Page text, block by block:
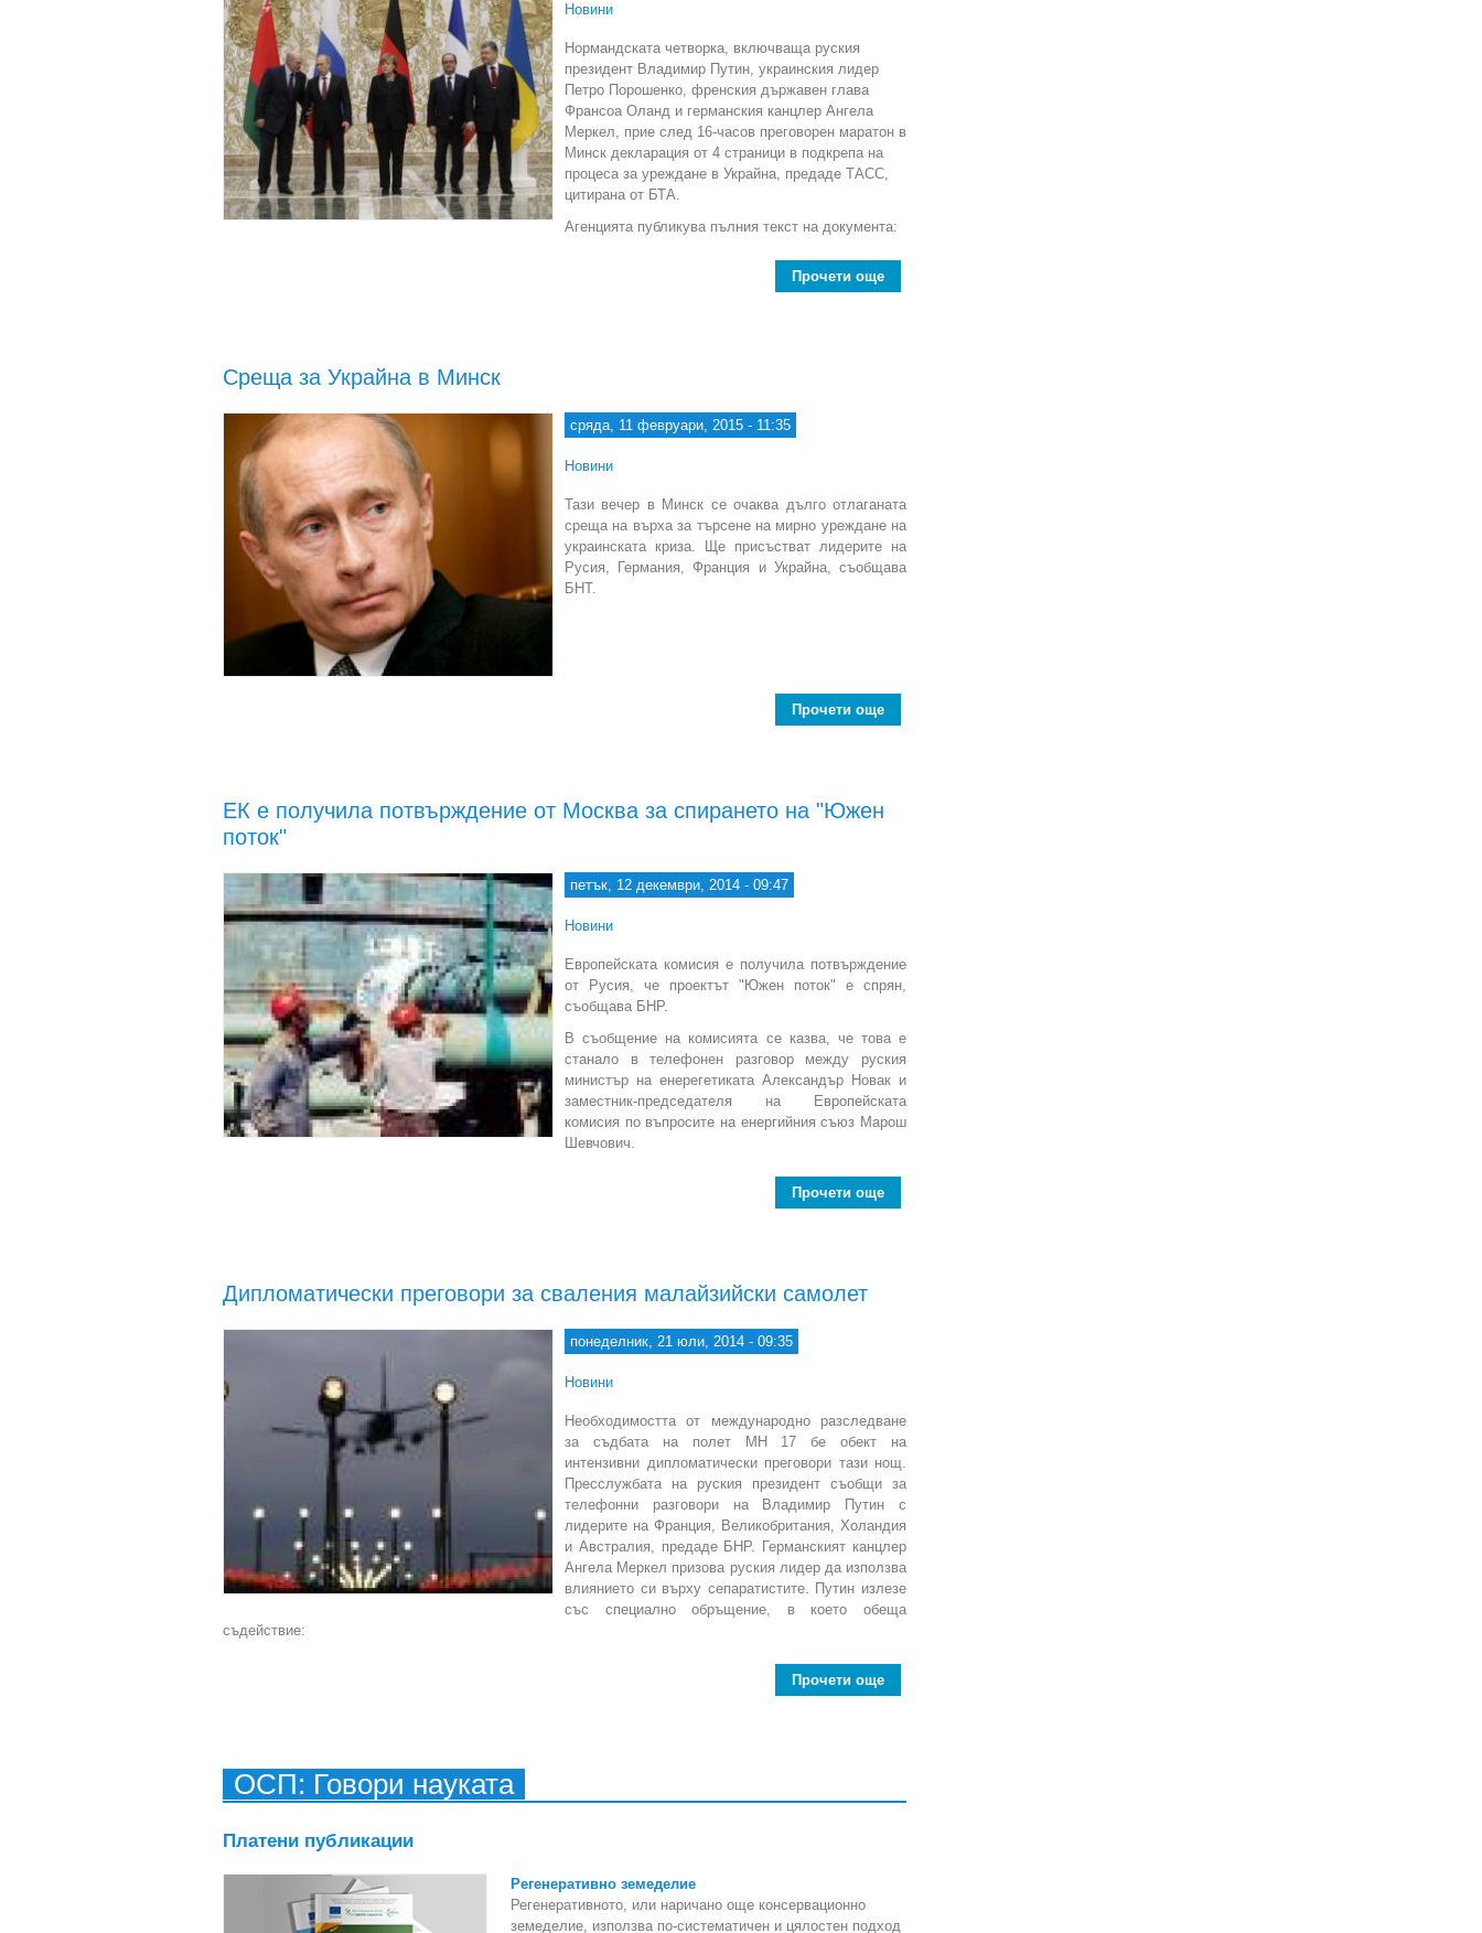
Новини
Нормандската четворка, включваща руския
президент Владимир Путин, украинския лидер
Петро Порошенко, френския държавен глава
Франсоа Оланд и германския канцлер Ангела
Меркел, прие след 16-часов преговорен маратон в
Минск декларация от 4 страници в подкрепа на
процеса за уреждане в Украйна, предаде ТАСС,
цитирана от БТА.
Агенцията публикува пълния текст на документа:
Прочети още
Среща за Украйна в Минск
сряда, 11 февруари, 2015 - 11:35
Новини
Тази вечер в Минск се очаква дълго отлаганата
среща на върха за търсене на мирно уреждане на
украинската криза. Ще присъстват лидерите на
Русия, Германия, Франция и Украйна, съобщава
БНТ.
Прочети още
ЕК е получила потвърждение от Москва за спирането на "Южен
поток"
петък, 12 декември, 2014 - 09:47
Новини
Европейската комисия е получила потвърждение
от Русия, че проектът "Южен поток" е спрян,
съобщава БНР.
В съобщение на комисията се казва, че това е
станало в телефонен разговор между руския
министър на енерегетиката Александър Новак и
заместник-председателя на Европейската
комисия по въпросите на енергийния съюз Марош
Шевчович.
Прочети още
Дипломатически преговори за сваления малайзийски самолет
понеделник, 21 юли, 2014 - 09:35
Новини
Необходимостта от международно разследване
за съдбата на полет МН 17 бе обект на
интензивни дипломатически преговори тази нощ.
Пресслужбата на руския президент съобщи за
телефонни разговори на Владимир Путин с
лидерите на Франция, Великобритания, Холандия
и Австралия, предаде БНР. Германският канцлер
Ангела Меркел призова руския лидер да използва
влиянието си върху сепаратистите. Путин излезе
със специално обръщение, в което обеща
съдействие:
Прочети още
ОСП: Говори науката
Платени публикации
Регенеративно земеделие
Регенеративното, или наричано още консервационно
земеделие, използва по-систематичен и цялостен подход